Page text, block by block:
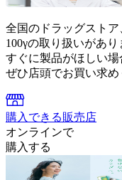
全国のドラッグスト
100γの取り扱いがあり
すぐに製品がほしい場
ぜひ店頭でお買い求
購入できる販売店
オンラインで
購入する